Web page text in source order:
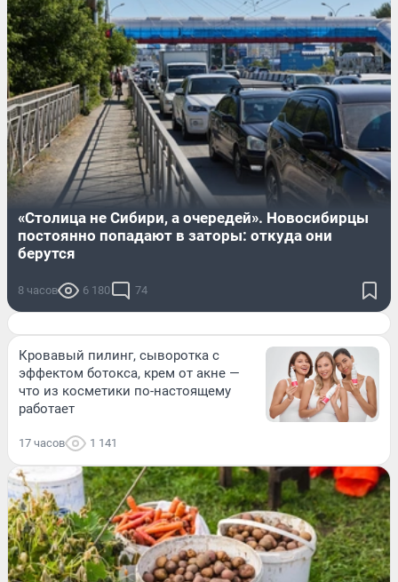
«Столица не Сибири, а очередей». Новосибирцы
постоянно попадают в заторы: откуда они
берутся
8 часов 6 180 74
Кровавый пилинг, сыворотка с
эффектом ботокса, крем от акне —
что из косметики по-настоящему
работает
17 часов 1 141